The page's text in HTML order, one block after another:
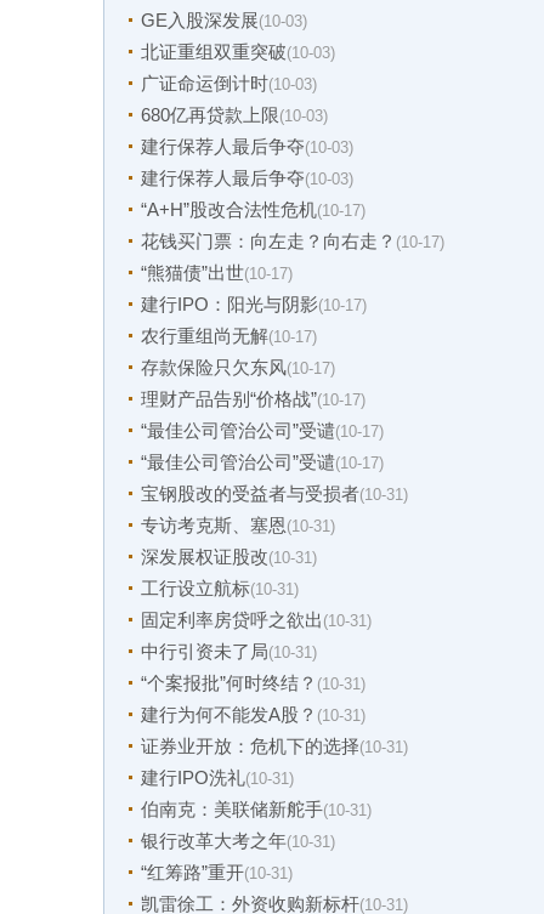
GE入股深发展(10-03)
北证重组双重突破(10-03)
广证命运倒计时(10-03)
680亿再贷款上限(10-03)
建行保荐人最后争夺(10-03)
建行保荐人最后争夺(10-03)
“A+H”股改合法性危机(10-17)
花钱买门票：向左走？向右走？ (10-17)
“熊猫债”出世(10-17)
建行IPO：阳光与阴影(10-17)
农行重组尚无解(10-17)
存款保险只欠东风(10-17)
理财产品告别“价格战”(10-17)
“最佳公司管治公司”受谴(10-17)
“最佳公司管治公司”受谴(10-17)
宝钢股改的受益者与受损者(10-31)
专访考克斯、塞恩 (10-31)
深发展权证股改(10-31)
工行设立航标(10-31)
固定利率房贷呼之欲出 (10-31)
中行引资未了局(10-31)
“个案报批”何时终结？ (10-31)
建行为何不能发A股？ (10-31)
证券业开放：危机下的选择(10-31)
建行IPO洗礼(10-31)
伯南克：美联储新舵手(10-31)
银行改革大考之年(10-31)
“红筹路”重开(10-31)
凯雷徐工：外资收购新标杆(10-31)